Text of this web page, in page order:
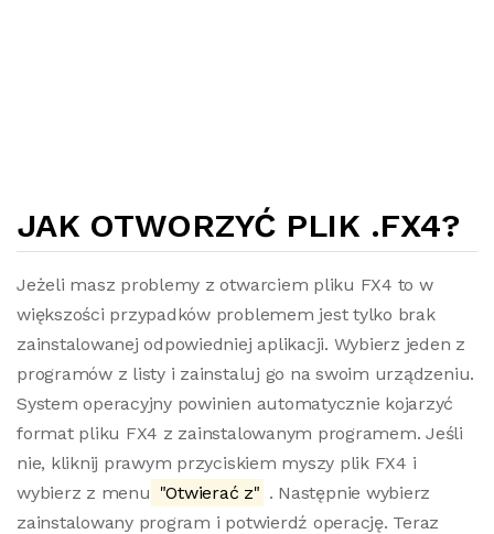
JAK OTWORZYĆ PLIK .FX4?
Jeżeli masz problemy z otwarciem pliku FX4 to w
większości przypadków problemem jest tylko brak
zainstalowanej odpowiedniej aplikacji. Wybierz jeden z
programów z listy i zainstaluj go na swoim urządzeniu.
System operacyjny powinien automatycznie kojarzyć
format pliku FX4 z zainstalowanym programem. Jeśli
nie, kliknij prawym przyciskiem myszy plik FX4 i
wybierz z menu "Otwierać z" . Następnie wybierz
zainstalowany program i potwierdź operację. Teraz